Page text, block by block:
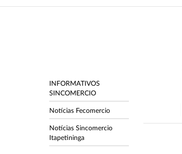
INFORMATIVOS
SINCOMERCIO
Notícias Fecomercio
Notícias Sincomercio
Itapetininga